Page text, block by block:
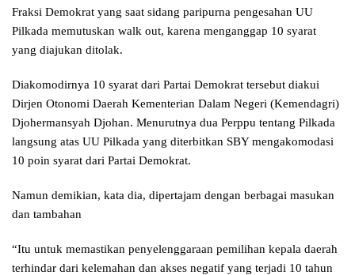
Fraksi Demokrat yang saat sidang paripurna pengesahan UU
Pilkada memutuskan walk out, karena menganggap 10 syarat
yang diajukan ditolak.
Diakomodirnya 10 syarat dari Partai Demokrat tersebut diakui
Dirjen Otonomi Daerah Kementerian Dalam Negeri (Kemendagri)
Djohermansyah Djohan. Menurutnya dua Perppu tentang Pilkada
langsung‎ atas UU Pilkada yang diterbitkan SBY mengakomodasi
10 poin syarat dari Partai Demokrat.
Namun demikian, kata dia, dipertajam dengan berbagai masukan
dan tambahan
“Itu untuk memastikan penyelenggaraan pemilihan kepala daerah
terhindar dari kelemahan dan akses negatif yang terjadi 10 tahun